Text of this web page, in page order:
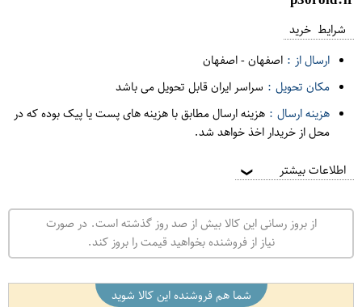
شرایط خرید
ارسال از : اصفهان-اصفهان
مکان تحویل : سراسر ایران قابل تحویل می باشد
هزینه ارسال : هزینه ارسال مطابق با هزینه های پست یا پیک بوده که در
محل از خریدار اخذ خواهد شد.
اطلاعات بیشتر ❯
از بروز رسانی این کالا بیش از صد روز گذشته است. در صورت
نیاز از فروشنده بخواهید قیمت را بروز کند.
شما هم فروشنده این کالا شوید